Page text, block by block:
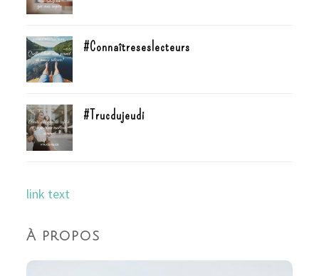
#Connaîtreseslecteurs
#Trucdujeudi
link text
À propos